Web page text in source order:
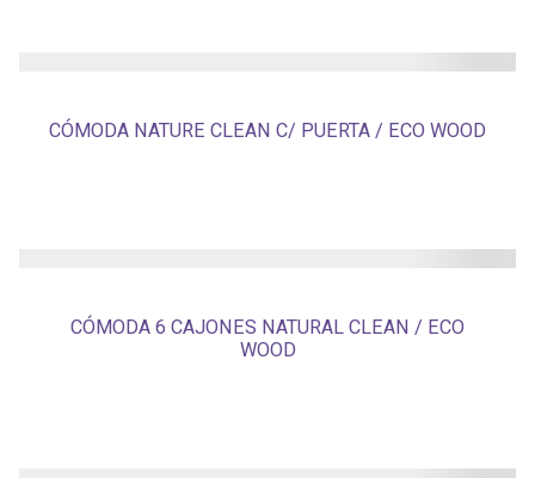
CÓMODA NATURE CLEAN C/ PUERTA / ECO WOOD
CÓMODA 6 CAJONES NATURAL CLEAN / ECO
WOOD